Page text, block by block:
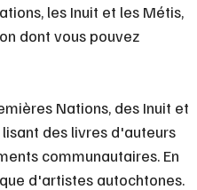
les Inuit et les Métis,
dont vous pouvez
Nations, des Inuit et
des livres d'auteurs
communautaires. En
d'artistes autochtones.